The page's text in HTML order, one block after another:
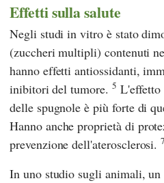
Effetti sulla salute
Negli studi in vitro è stato
(zuccheri multipli) contenuti
hanno effetti antiossidanti,
inibitori del tumore. 5 L'effetto
delle spugnole è più forte di
Hanno anche proprietà di
prevenzione dell'aterosclerosi.7
In uno studio sugli animali,